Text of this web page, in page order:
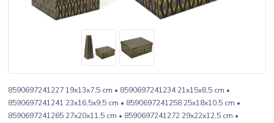
8590697241227 19x13x7,5 cm • 8590697241234 21x15x8,5 cm •
8590697241241 23x16,5x9,5 cm • 8590697241258 25x18x10,5 cm •
8590697241265 27x20x11,5 cm • 8590697241272 29x22x12,5 cm •